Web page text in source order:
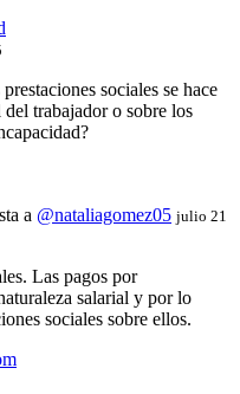
sociales se hace
trabajador o sobre los
a @nataliagomez05 julio 21
Las pagos por
salarial y por lo
sociales sobre ellos.